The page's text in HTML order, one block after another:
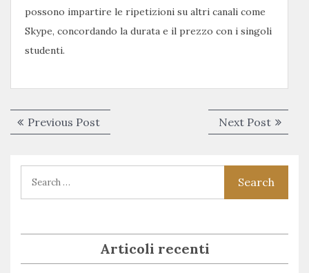
possono impartire le ripetizioni su altri canali come
Skype, concordando la durata e il prezzo con i singoli
studenti.
Navigazione
articoli
Previous PostPrevious
post:
Next PostNext
post:
Articoli recenti